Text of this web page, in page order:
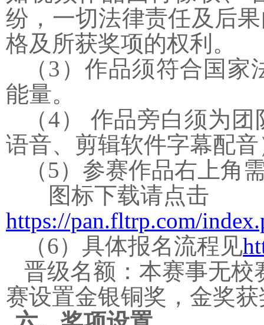
纷，一切法律责任及后
格及所获奖项的权利。
（ 3 ）作品须符合国家
能量。
（4） 作品旁白须为
语音、剪辑软件字幕配
（5）参赛作品右上角
图标下载请点击
https://pan.fltrp.com/
（6）具体报名流程见
晋级名额：本赛事无
赛设置金银铜奖，金奖